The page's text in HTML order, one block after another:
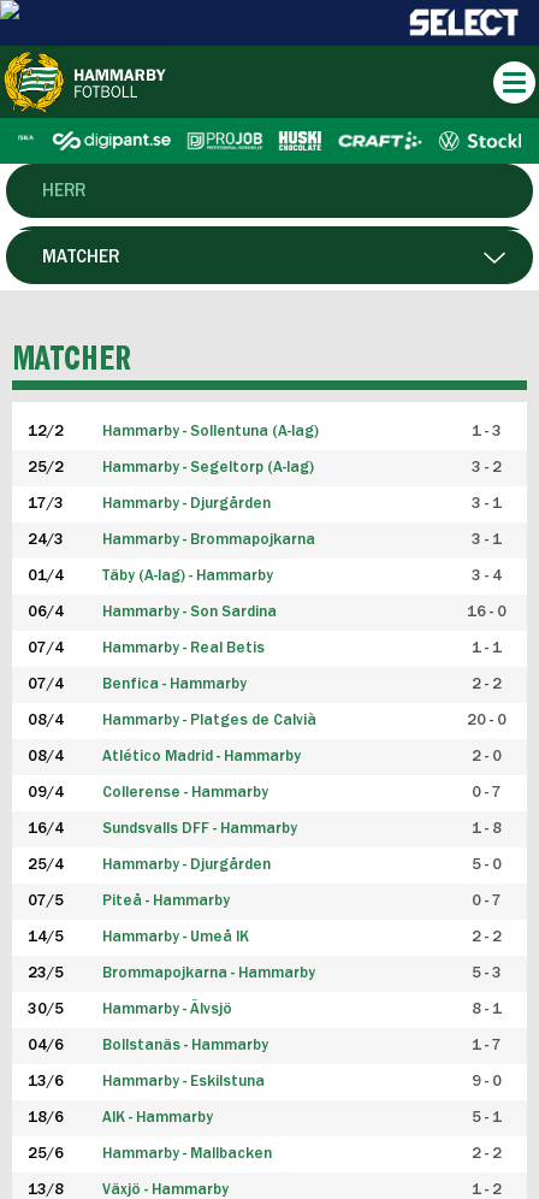
HERR
DAM
P19
F19
FUTSAL HERR
FUTSAL DAM
MATCHER
MATCHER
12/2 Hammarby - Sollentuna (A-lag) 1 - 3
25/2 Hammarby - Segeltorp (A-lag) 3 - 2
17/3 Hammarby - Djurgården 3 - 1
24/3 Hammarby - Brommapojkarna 3 - 1
01/4 Täby (A-lag) - Hammarby 3 - 4
06/4 Hammarby - Son Sardina 16 - 0
07/4 Hammarby - Real Betis 1 - 1
07/4 Benfica - Hammarby 2 - 2
08/4 Hammarby - Platges de Calvià 20 - 0
08/4 Atlético Madrid - Hammarby 2 - 0
09/4 Collerense - Hammarby 0 - 7
16/4 Sundsvalls DFF - Hammarby 1 - 8
25/4 Hammarby - Djurgården 5 - 0
07/5 Piteå - Hammarby 0 - 7
14/5 Hammarby - Umeå IK 2 - 2
23/5 Brommapojkarna - Hammarby 5 - 3
30/5 Hammarby - Älvsjö 8 - 1
04/6 Bollstanäs - Hammarby 1 - 7
13/6 Hammarby - Eskilstuna 9 - 0
18/6 AIK - Hammarby 5 - 1
25/6 Hammarby - Mallbacken 2 - 2
13/8 Växjö - Hammarby 1 - 2